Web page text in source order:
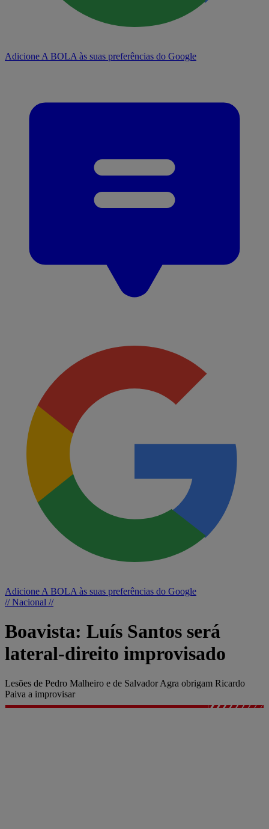
Adicione A BOLA às suas preferências do Google
Adicione A BOLA às suas preferências do Google
// Nacional //
Boavista: Luís Santos será
lateral-direito improvisado
Lesões de Pedro Malheiro e de Salvador Agra obrigam Ricardo
Paiva a improvisar